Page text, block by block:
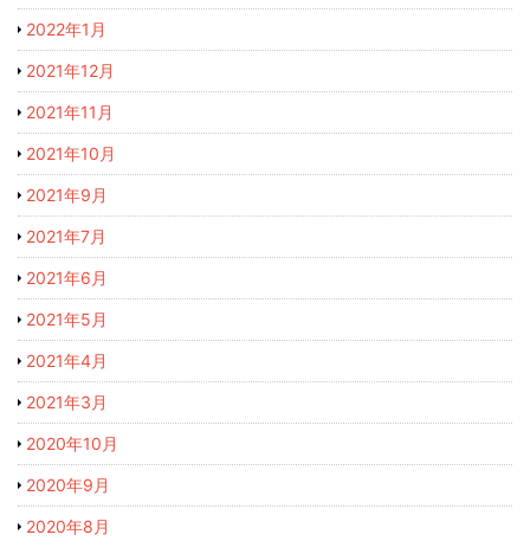
2022年1月
2021年12月
2021年11月
2021年10月
2021年9月
2021年7月
2021年6月
2021年5月
2021年4月
2021年3月
2020年10月
2020年9月
2020年8月